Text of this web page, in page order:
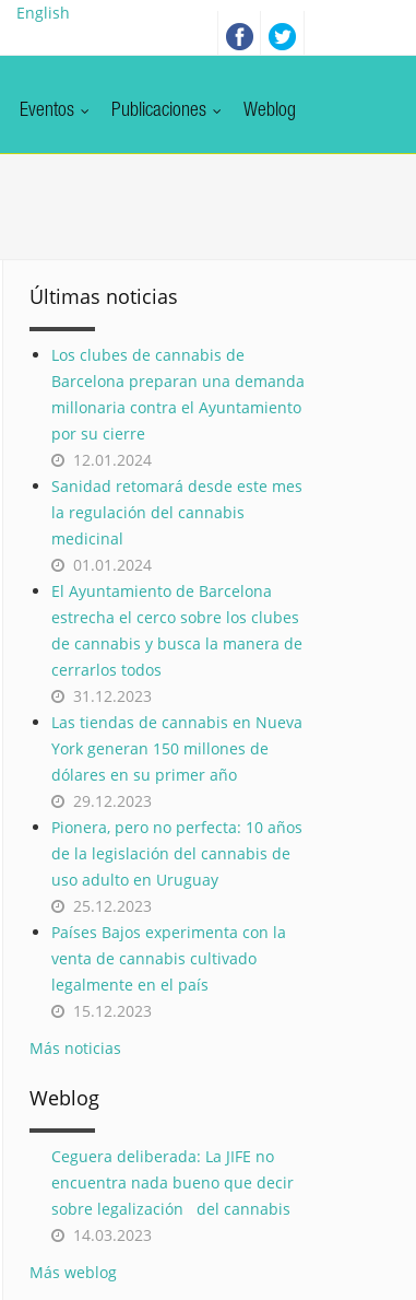
English
Eventos Publicaciones Weblog
Últimas noticias
Los clubes de cannabis de
Barcelona preparan una demanda
millonaria contra el Ayuntamiento
por su cierre
12.01.2024
Sanidad retomará desde este mes
la regulación del cannabis
medicinal
01.01.2024
El Ayuntamiento de Barcelona
estrecha el cerco sobre los clubes
de cannabis y busca la manera de
cerrarlos todos
31.12.2023
Las tiendas de cannabis en Nueva
York generan 150 millones de
dólares en su primer año
29.12.2023
Pionera, pero no perfecta: 10 años
de la legislación del cannabis de
uso adulto en Uruguay
25.12.2023
Países Bajos experimenta con la
venta de cannabis cultivado
legalmente en el país
15.12.2023
Más noticias
Weblog
Ceguera deliberada: La JIFE no
encuentra nada bueno que decir
sobre legalización del cannabis
14.03.2023
Más weblog